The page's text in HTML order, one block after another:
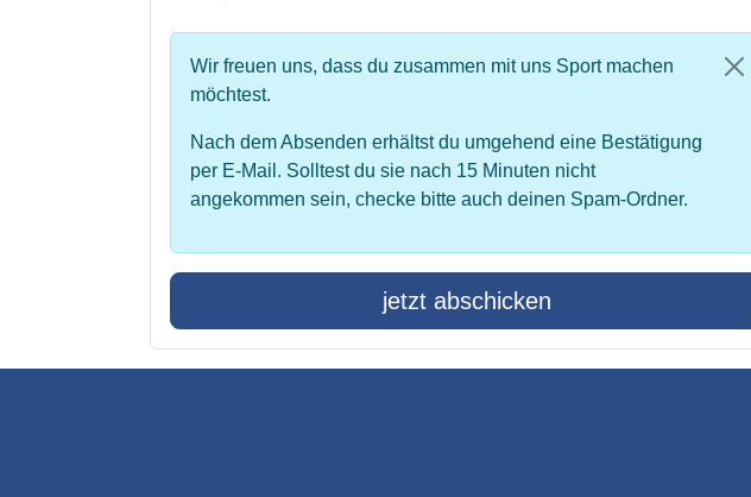
Wir freuen uns, dass du zusammen mit uns Sport machen
möchtest.
Nach dem Absenden erhältst du umgehend eine Bestätigung
per E-Mail. Solltest du sie nach 15 Minuten nicht
angekommen sein, checke bitte auch deinen Spam-Ordner.
jetzt abschicken